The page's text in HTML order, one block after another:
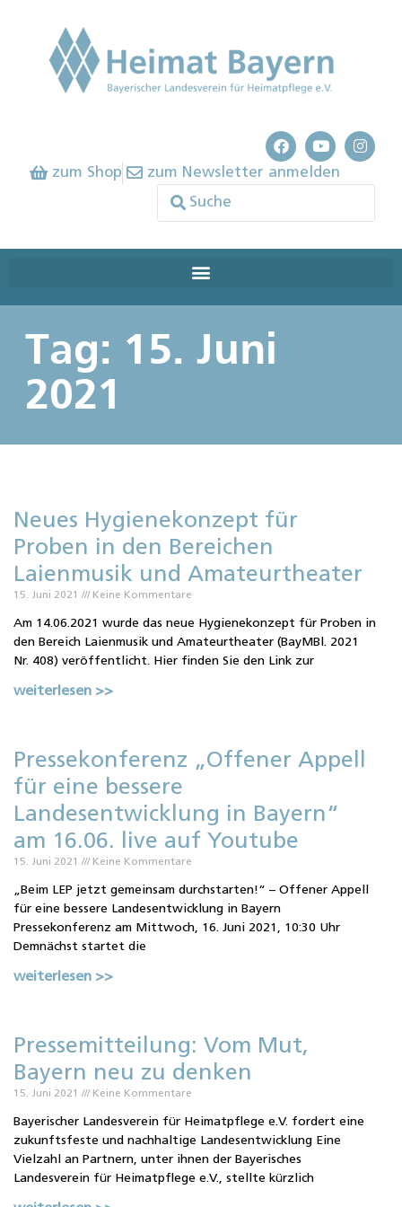
zum Shop zum Newsletter anmelden
Tag: 15. Juni
2021
Neues Hygienekonzept für
Proben in den Bereichen
Laienmusik und Amateurtheater
15. Juni 2021 Keine Kommentare
Am 14.06.2021 wurde das neue Hygienekonzept für Proben in
den Bereich Laienmusik und Amateurtheater (BayMBl. 2021
Nr. 408) veröffentlicht. Hier finden Sie den Link zur
weiterlesen >>
Pressekonferenz „Offener Appell
für eine bessere
Landesentwicklung in Bayern“
am 16.06. live auf Youtube
15. Juni 2021 Keine Kommentare
„Beim LEP jetzt gemeinsam durchstarten!“ – Offener Appell
für eine bessere Landesentwicklung in Bayern
Pressekonferenz am Mittwoch, 16. Juni 2021, 10:30 Uhr
Demnächst startet die
weiterlesen >>
Pressemitteilung: Vom Mut,
Bayern neu zu denken
15. Juni 2021 Keine Kommentare
Bayerischer Landesverein für Heimatpflege e.V. fordert eine
zukunftsfeste und nachhaltige Landesentwicklung Eine
Vielzahl an Partnern, unter ihnen der Bayerisches
Landesverein für Heimatpflege e.V., stellte kürzlich